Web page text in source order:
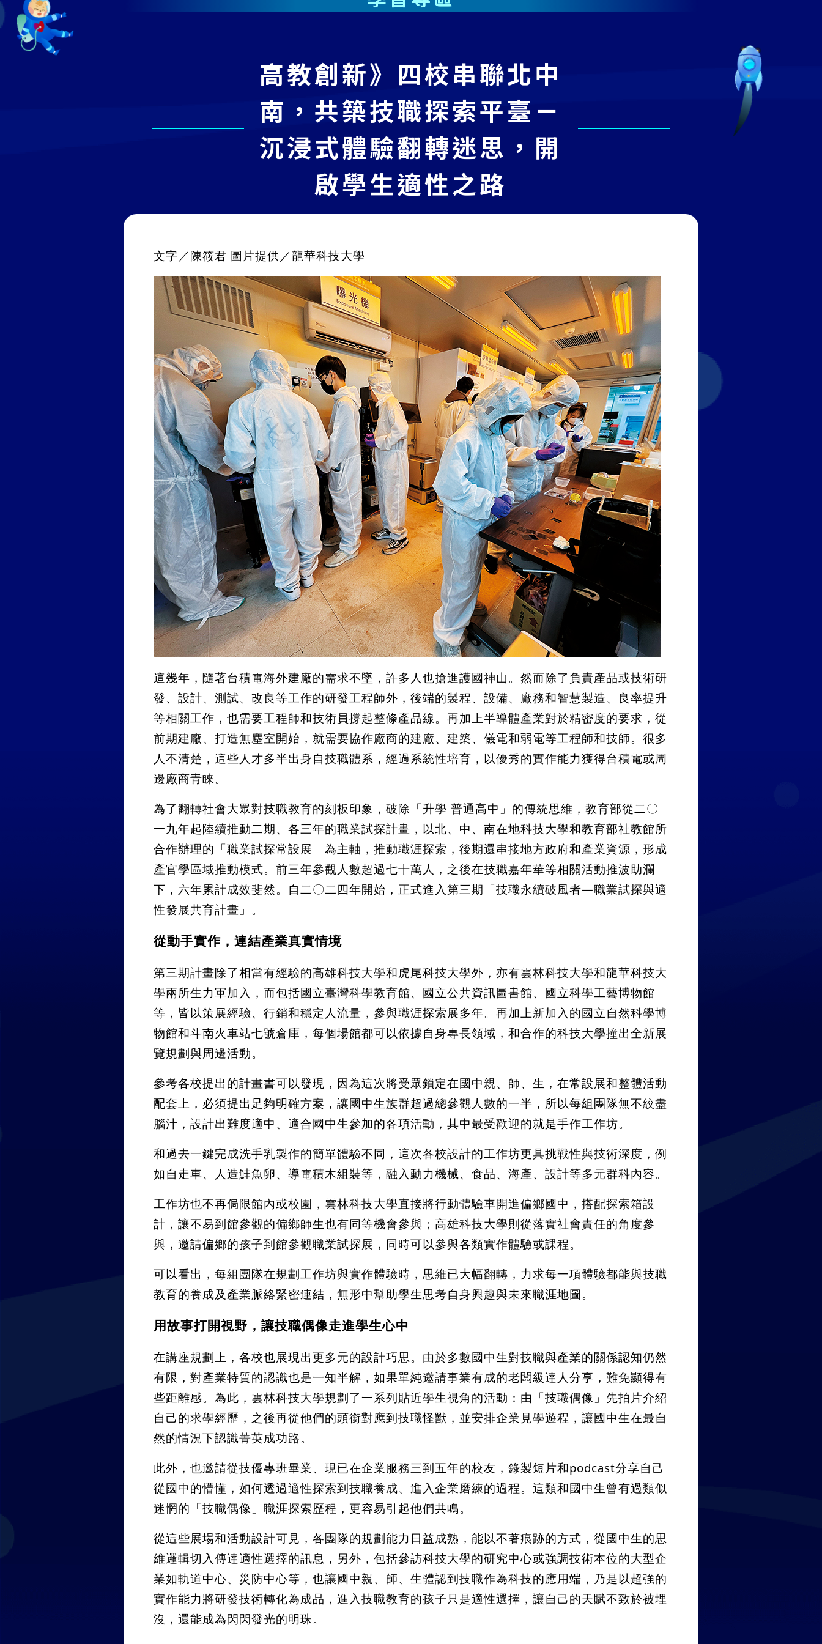
高教創新》四校串聯北中
南，共築技職探索平臺－
沉浸式體驗翻轉迷思，開
啟學生適性之路
文字／陳筱君 圖片提供／龍華科技大學
這幾年，隨著台積電海外建廠的需求不墜，許多人也搶進護國神山。然而除了負責產品或技術研
發、設計、測試、改良等工作的研發工程師外，後端的製程、設備、廠務和智慧製造、良率提升
等相關工作，也需要工程師和技術員撐起整條產品線。再加上半導體產業對於精密度的要求，從
前期建廠、打造無塵室開始，就需要協作廠商的建廠、建築、儀電和弱電等工程師和技師。很多
人不清楚，這些人才多半出身自技職體系，經過系統性培育，以優秀的實作能力獲得台積電或周
邊廠商青睞。
為了翻轉社會大眾對技職教育的刻板印象，破除「升學 普通高中」的傳統思維，教育部從二〇
一九年起陸續推動二期、各三年的職業試探計畫，以北、中、南在地科技大學和教育部社教館所
合作辦理的「職業試探常設展」為主軸，推動職涯探索，後期還串接地方政府和產業資源，形成
產官學區域推動模式。前三年參觀人數超過七十萬人，之後在技職嘉年華等相關活動推波助瀾
下，六年累計成效斐然。自二〇二四年開始，正式進入第三期「技職永續破風者—職業試探與適
性發展共育計畫」。
從動手實作，連結產業真實情境
第三期計畫除了相當有經驗的高雄科技大學和虎尾科技大學外，亦有雲林科技大學和龍華科技大
學兩所生力軍加入，而包括國立臺灣科學教育館、國立公共資訊圖書館、國立科學工藝博物館
等，皆以策展經驗、行銷和穩定人流量，參與職涯探索展多年。再加上新加入的國立自然科學博
物館和斗南火車站七號倉庫，每個場館都可以依據自身專長領域，和合作的科技大學撞出全新展
覽規劃與周邊活動。
參考各校提出的計畫書可以發現，因為這次將受眾鎖定在國中親、師、生，在常設展和整體活動
配套上，必須提出足夠明確方案，讓國中生族群超過總參觀人數的一半，所以每組團隊無不絞盡
腦汁，設計出難度適中、適合國中生參加的各項活動，其中最受歡迎的就是手作工作坊。
和過去一鍵完成洗手乳製作的簡單體驗不同，這次各校設計的工作坊更具挑戰性與技術深度，例
如自走車、人造鮭魚卵、導電積木組裝等，融入動力機械、食品、海產、設計等多元群科內容。
工作坊也不再侷限館內或校園，雲林科技大學直接將行動體驗車開進偏鄉國中，搭配探索箱設
計，讓不易到館參觀的偏鄉師生也有同等機會參與；高雄科技大學則從落實社會責任的角度參
與，邀請偏鄉的孩子到館參觀職業試探展，同時可以參與各類實作體驗或課程。
可以看出，每組團隊在規劃工作坊與實作體驗時，思維已大幅翻轉，力求每一項體驗都能與技職
教育的養成及產業脈絡緊密連結，無形中幫助學生思考自身興趣與未來職涯地圖。
用故事打開視野，讓技職偶像走進學生心中
在講座規劃上，各校也展現出更多元的設計巧思。由於多數國中生對技職與產業的關係認知仍然
有限，對產業特質的認識也是一知半解，如果單純邀請事業有成的老闆級達人分享，難免顯得有
些距離感。為此，雲林科技大學規劃了一系列貼近學生視角的活動：由「技職偶像」先拍片介紹
自己的求學經歷，之後再從他們的頭銜對應到技職怪獸，並安排企業見學遊程，讓國中生在最自
然的情況下認識菁英成功路。
此外，也邀請從技優專班畢業、現已在企業服務三到五年的校友，錄製短片和podcast分享自己
從國中的懵懂，如何透過適性探索到技職養成、進入企業磨練的過程。這類和國中生曾有過類似
迷惘的「技職偶像」職涯探索歷程，更容易引起他們共鳴。
從這些展場和活動設計可見，各團隊的規劃能力日益成熟，能以不著痕跡的方式，從國中生的思
維邏輯切入傳達適性選擇的訊息，另外，包括參訪科技大學的研究中心或強調技術本位的大型企
業如軌道中心、災防中心等，也讓國中親、師、生體認到技職作為科技的應用端，乃是以超強的
實作能力將研發技術轉化為成品，進入技職教育的孩子只是適性選擇，讓自己的天賦不致於被埋
沒，還能成為閃閃發光的明珠。